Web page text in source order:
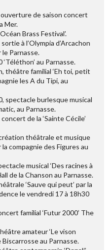
de saison concert
Mer.
Brass Festival’.
à l’Olympia d’Arcachon
le Parnasse.
au Parnasse.
théâtre familial ‘Eh toi, petit
les A du Tipi, au
spectacle burlesque musical
au Parnasse.
de la ‘Sainte Cécile’
théâtrale et musique
compagnie des Figures au
musical ‘Des racines à
de la Chanson au Parnasse.
‘Sauve qui peut’ par la
le vendredi 17 à 18h30
familial ‘Futur 2000’ The
amateur ‘Le vison
Biscarrosse au Parnasse.